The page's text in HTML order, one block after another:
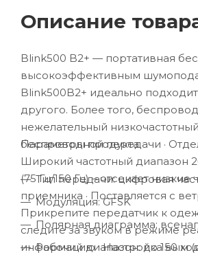
Описание
Blink500 B2+ — портативная
высокоэффективным
Blink500B2+ идеально
другого. Более того,
нежелательный
беспроводной передачи ·
Широкий частотный диапазон
(75 Гц/150 Гц) – отсекает
приемника · Поставляется с
Прикрепите передатчик к
следите за звуком в режиме
информацию · Настройка
Параметры продукта
Тип передачи: цифровая
Модуляция: GFSK
Полярная диаграмма:
Рабочий диапазон: до 150 м